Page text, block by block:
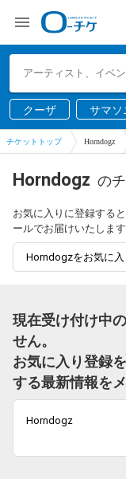
クーザ サマソ
チケットトップ Horndogz
Horndogz の
お気に入りに登録する
ールでお届けいたします
Horndogzをお気に
現在受け付け中
せん。
お気に入り登録
する最新情報を
Horndogz